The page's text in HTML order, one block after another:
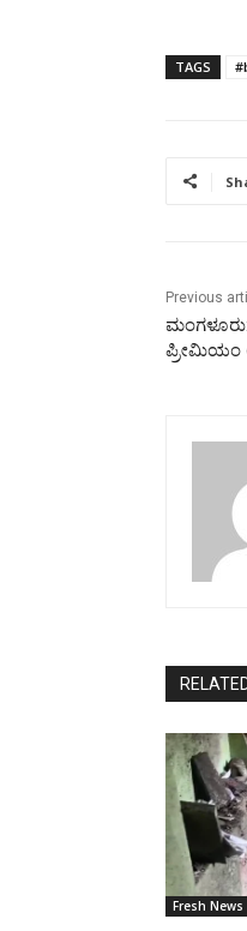
TAGS
Previous
ಮಂಗಳೂರು:
ಪ್ರೀಮಿಯಂ
Fresh News